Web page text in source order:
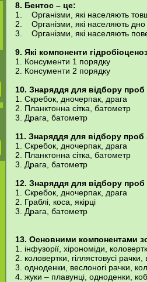
8. Бентос – це:
1. Організми, які населяють
2. Організми, які населяють
3. Організми, які населяють
9. Які компоненти
1. Консументи 1
2. Консументи 2
10. Знаряддя для відбору проб
1. Скребок, дночерпак, драга
2. Планктонна сітка, батометр
3. Драга, батометр
11. Знаряддя для відбору проб
1. Скребок, дночерпак, драга
2. Планктонна сітка, батометр
3. Драга, батометр
12. Знаряддя для відбору проб
1. Скребок, дночерпак, драга
2. Граблі, коса, якірці
3. Драга, батометр
13. Основними компонентами
1. інфузорії, хірономіди,
2. коловертки, гіллястовусі рачки,
3. одноденки, веслоногі рачки,
4. жуки – плавунці, одноденки,